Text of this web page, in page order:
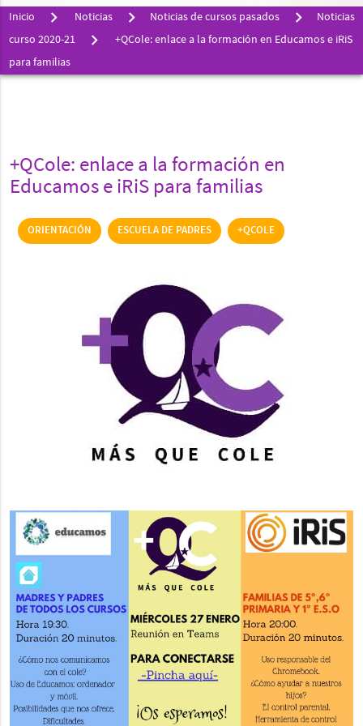
Inicio Noticias Noticias de cursos pasados
Noticias
curso 2020-21
+QCole: enlace a la formación en Educamos e iRiS
para familias
+QCole: enlace a la formación en
Educamos e iRiS para familias
ORIENTACIÓN ESCUELA DE PADRES +QCOLE